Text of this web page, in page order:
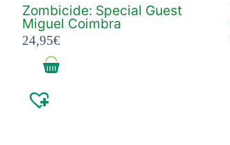
Zombicide: Special Guest
Miguel Coimbra
24,95€